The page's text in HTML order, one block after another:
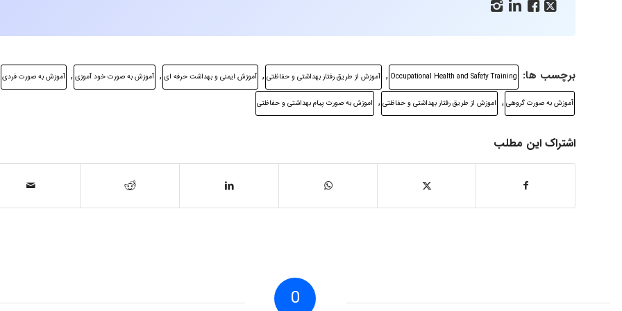
   
برچسب ها: Occupational Health and Safety Training
, آموزش از طریق رفتار بهداشتی و حفاظتی , آموزش ایمنی و بهداشت حرفه ای , آموزش به صورت خود آموزی , آموزش به صورت فردی
آموزش به صورت گروهی , اموزش از طریق رفتار بهداشتی و حفاظتی , اموزش به صورت پیام بهداشتی و حفاظتی
اشتراک این مطلب
0